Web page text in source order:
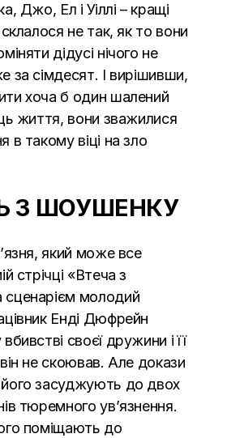
Джо, Ел і Уіллі – кращі
не так, як то вони
дідусі нічого не
за сімдесят. І вирішивши,
хоча б один шалений
життя, вони зважилися
в такому віці на зло
З ШОУШЕНКУ
який може все
стрічці «Втеча з
молодий
Енді Дюфрейн
своєї дружини і її
не скоював. Але докази
засуджують до двох
тюремного ув’язнення.
поміщають до